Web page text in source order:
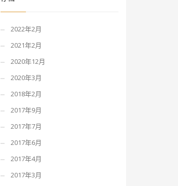
2022年2月
2021年2月
2020年12月
2020年3月
2018年2月
2017年9月
2017年7月
2017年6月
2017年4月
2017年3月